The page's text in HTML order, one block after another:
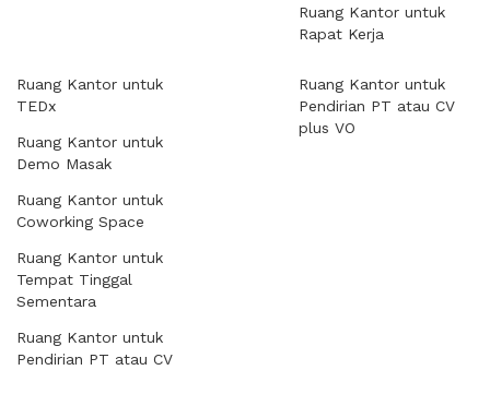
Ruang Kantor untuk
Rapat Kerja
Ruang Kantor untuk
TEDx
Ruang Kantor untuk
Demo Masak
Ruang Kantor untuk
Coworking Space
Ruang Kantor untuk
Tempat Tinggal
Sementara
Ruang Kantor untuk
Pendirian PT atau CV
Ruang Kantor untuk
Pendirian PT atau CV
plus VO